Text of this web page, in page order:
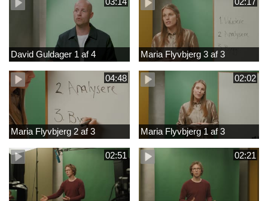
David Guldager 1 af 4 Maria Flyvbjerg 3 af 3
04:48
Maria Flyvbjerg 2 af 3
02:02
Maria Flyvbjerg 1 af 3
02:51 02:21